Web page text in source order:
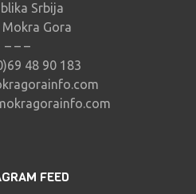
Srbija
Mokra Gora
– – –
48 90 183
FEED